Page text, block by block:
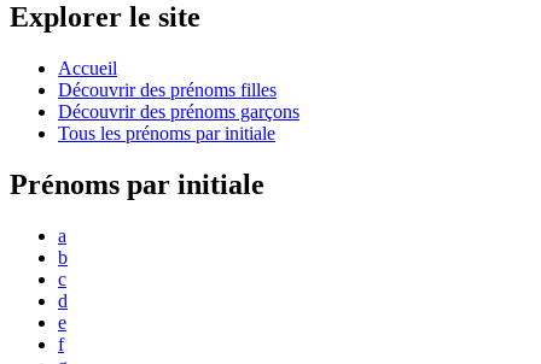
Explorer le site
Accueil
Découvrir des prénoms filles
Découvrir des prénoms garçons
Tous les prénoms par initiale
Prénoms par initiale
a
b
c
d
e
f